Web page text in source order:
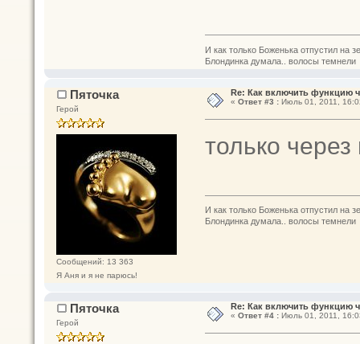
И как только Боженька отпустил на
Блондинка думала.. волосы темнели
Пяточка
Герой
Сообщений: 13 363
Я Аня и я не парюсь!
Re: Как включить функцию
« Ответ #3 :Июль 01, 2011,
только
И как только Боженька отпустил на
Блондинка думала.. волосы темнели
Пяточка
Герой
Re: Как включить функцию
« Ответ #4 :Июль 01, 2011,